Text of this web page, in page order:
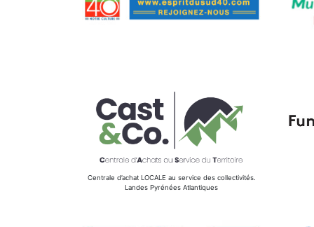
Centrale d’achat LOCALE au service des collectivités.
Landes Pyrénées Atlantiques